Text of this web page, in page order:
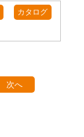
カタログ
次へ